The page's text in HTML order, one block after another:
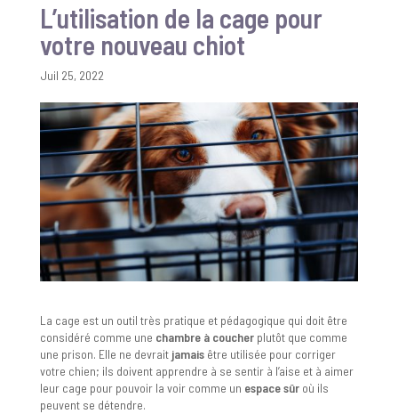
L’utilisation de la cage pour
votre nouveau chiot
Juil 25, 2022
La cage est un outil très pratique et pédagogique qui doit être
considéré comme une chambre à coucherplutôt que comme
une prison. Elle ne devrait jamaisêtre utilisée pour corriger
votre chien; ils doivent apprendre à se sentir à l’aise et à aimer
leur cage pour pouvoir la voir comme un espace sûroù ils
peuvent se détendre.